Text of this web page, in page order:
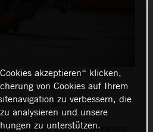
DUKE - Action
hat: 14 Bilder
Generation 2021 mit kleinerem
akzeptieren“ klicken,
von Cookies auf Ihrem
zu verbessern, die
analysieren und unsere
zu unterstützen.